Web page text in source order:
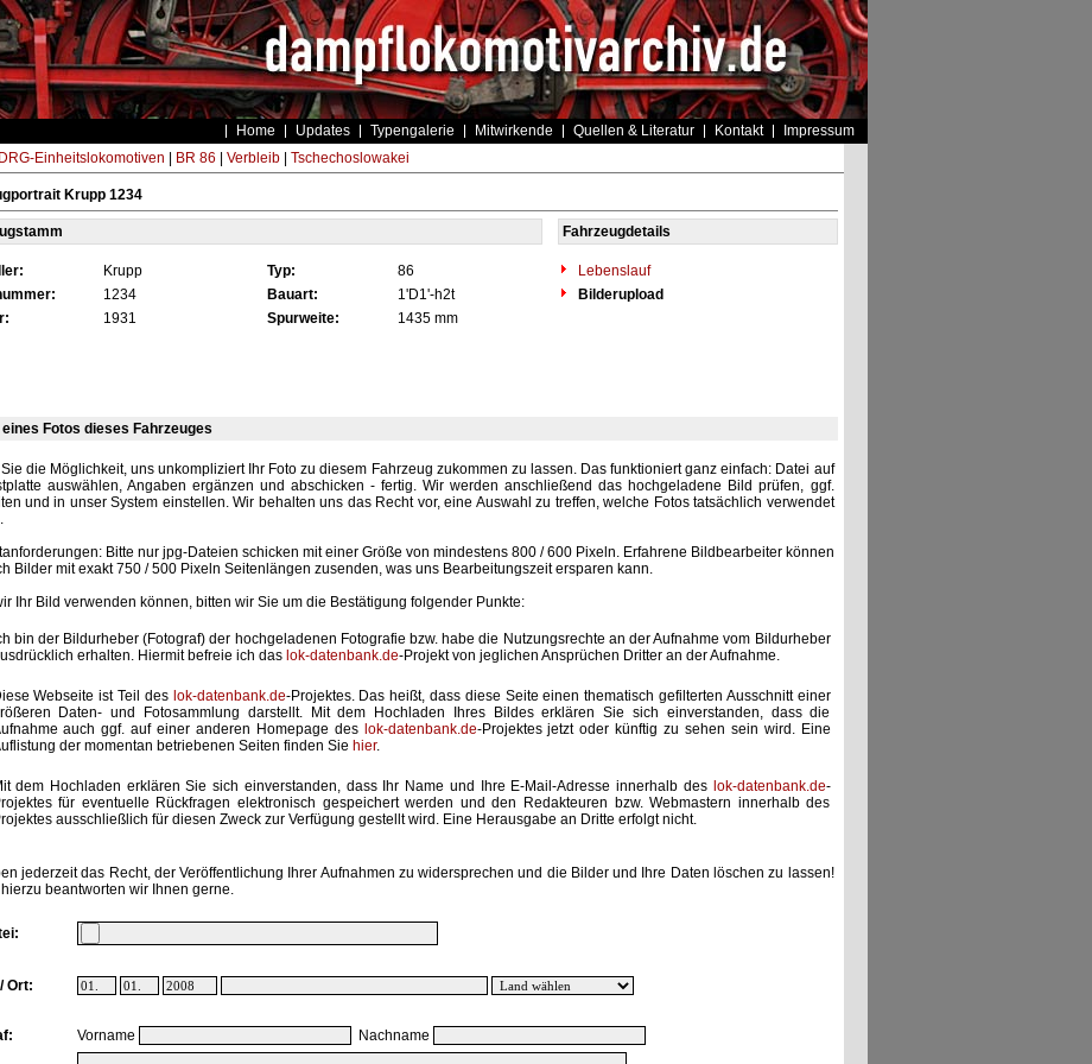
Home Updates Typengalerie Mitwirkende Quellen & Literatur Kontakt Impressum
DRG-Einheitslokomotiven BR 86 Verbleib| Tschechoslowakei
Krupp 1234
Fahrzeugdetails
Krupp Typ: 86
Lebenslauf
1234 Bauart: 1'D1'-h2t
Bilderupload
1931 Spurweite: 1435 mm
Fotos dieses Fahrzeuges
Sie die Möglichkeit, uns unkompliziert Ihr Foto zu diesem Fahrzeug zukommen zu lassen. Das funktioniert ganz einfach: Datei auf
auswählen, Angaben ergänzen und abschicken - fertig. Wir werden anschließend das hochgeladene Bild prüfen, ggf.
und in unser System einstellen. Wir behalten uns das Recht vor, eine Auswahl zu treffen, welche Fotos tatsächlich verwendet
Bitte nur jpg-Dateien schicken mit einer Größe von mindestens 800 / 600 Pixeln. Erfahrene Bildbearbeiter können
Bilder mit exakt 750 / 500 Pixeln Seitenlängen zusenden, was uns Bearbeitungszeit ersparen kann.
Ihr Bild verwenden können, bitten wir Sie um die Bestätigung folgender Punkte:
bin der Bildurheber (Fotograf) der hochgeladenen Fotografie bzw. habe die Nutzungsrechte an der Aufnahme vom Bildurheber
erhalten. Hiermit befreie ich das lok-datenbank.de-Projekt von jeglichen Ansprüchen Dritter an der Aufnahme.
Webseite ist Teil des lok-datenbank.de-Projektes. Das heißt, dass diese Seite einen thematisch gefilterten Ausschnitt einer
Daten- und Fotosammlung darstellt. Mit dem Hochladen Ihres Bildes erklären Sie sich einverstanden, dass die
auch ggf. auf einer anderen Homepage des lok-datenbank.de-Projektes jetzt oder künftig zu sehen sein wird. Eine
der momentan betriebenen Seiten finden Sie hier.
dem Hochladen erklären Sie sich einverstanden, dass Ihr Name und Ihre E-Mail-Adresse innerhalb des lok-datenbank.de-
für eventuelle Rückfragen elektronisch gespeichert werden und den Redakteuren bzw. Webmastern innerhalb des
ausschließlich für diesen Zweck zur Verfügung gestellt wird. Eine Herausgabe an Dritte erfolgt nicht.
jederzeit das Recht, der Veröffentlichung Ihrer Aufnahmen zu widersprechen und die Bilder und Ihre Daten löschen zu lassen!
beantworten wir Ihnen gerne.
Ort:
Vorname
Nachname